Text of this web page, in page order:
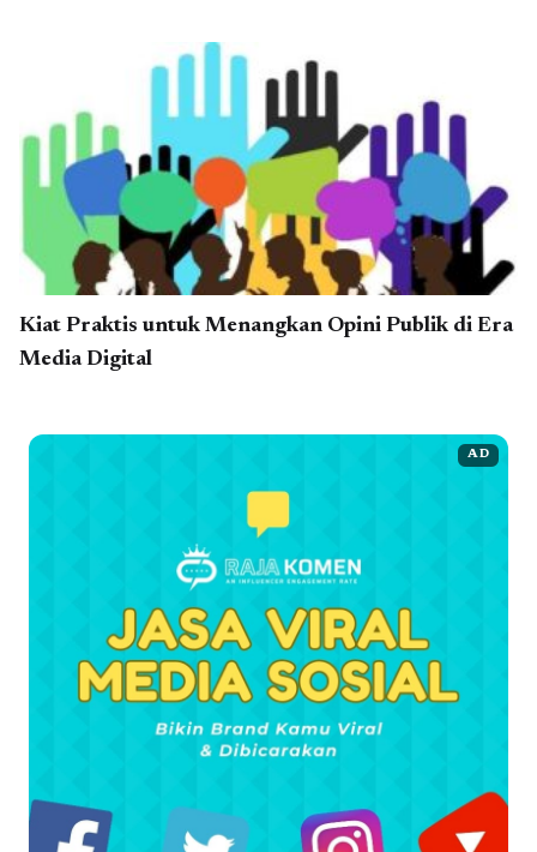
Kiat Praktis untuk Menangkan Opini Publik di Era
Media Digital
AD